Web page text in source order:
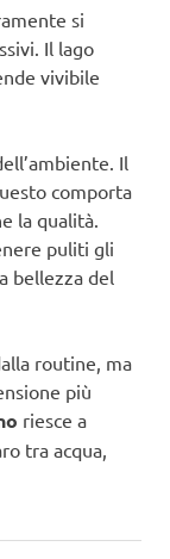
si
Il lago
vivibile
Il
comporta
la qualità.
puliti gli
bellezza del
routine, ma
più
riesce a
tra acqua,